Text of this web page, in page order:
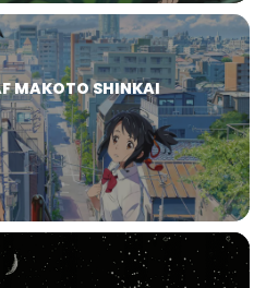
MAKOTO SHINKAI